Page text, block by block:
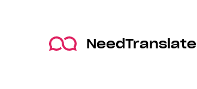
NeedTranslate